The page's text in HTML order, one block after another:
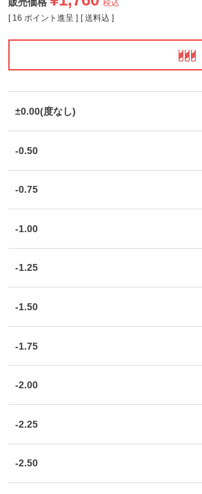
販売価格
税込
[ 16 ポイント進呈 ] 送料込
±0.00(度なし)
-0.50
-0.75
-1.00
-1.25
-1.50
-1.75
-2.00
-2.25
-2.50